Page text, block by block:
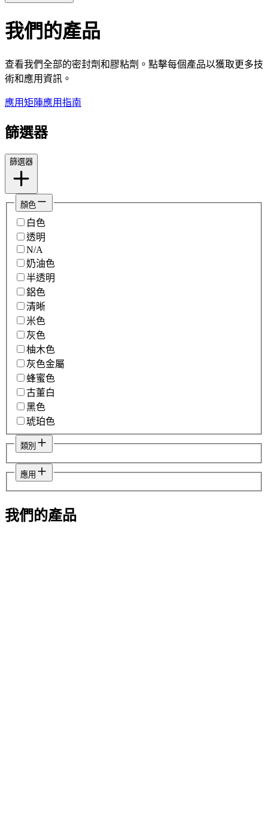
我們的產品
查看我們全部的密封劑和膠粘劑。點擊每個產品以獲取更多技
術和應用資訊。
應用矩陣應用指南
篩選器
篩選器
顏色
白色
透明
N/A
奶油色
半透明
鋁色
清晰
米色
灰色
柚木色
灰色金屬
蜂蜜色
古董白
黑色
琥珀色
類別
應用
我們的產品